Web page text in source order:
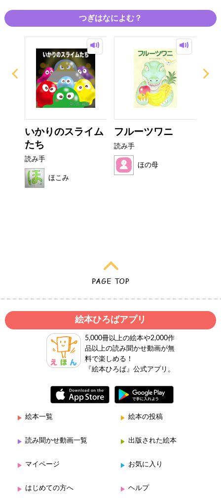
つぎはなによむ？
いかりのスライム
たち
読み手
ほこみ
フルーツワニ
読み手
ほの母
絵本ひろばアプリ
5,000冊以上の絵本や2,000作
品以上の読み聞かせ動画が無
料で楽しめる！
『絵本ひろば』公式アプリ。
絵本一覧 絵本の投稿
読み聞かせ動画一覧 出版された絵本
マイページ お気に入り
はじめての方へ ヘルプ